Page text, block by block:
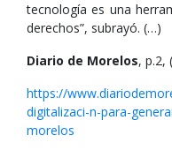
tecnología es una
derechos”, subrayó. (…)
Diario de Morelos, p.2,
https://
digitalizaci-n-para-
morelos